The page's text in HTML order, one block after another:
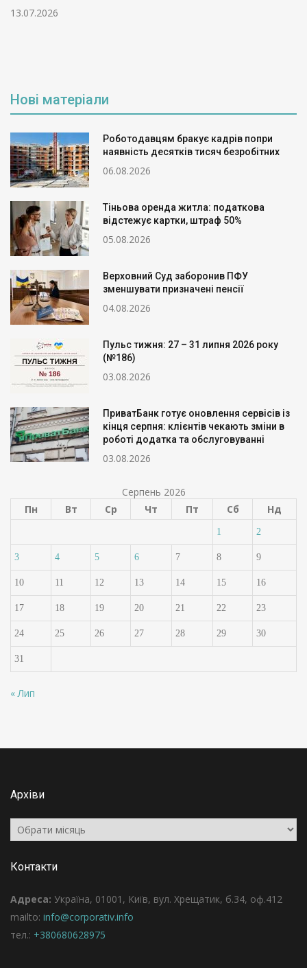
13.07.2026
Нові матеріали
Роботодавцям бракує кадрів попри
наявність десятків тисяч безробітних
06.08.2026
Тіньова оренда житла: податкова
відстежує картки, штраф 50%
05.08.2026
Верховний Суд заборонив ПФУ
зменшувати призначені пенсії
04.08.2026
Пульс тижня: 27 – 31 липня 2026 року
(№186)
03.08.2026
ПриватБанк готує оновлення сервісів із
кінця серпня: клієнтів чекають зміни в
роботі додатка та обслуговуванні
03.08.2026
Серпень 2026
Пн
Вт Ср Чт Пт Сб Нд
1 2
3 4 5 6 7 8 9
10 11 12 13 14 15 16
17 18 19 20 21 22 23
24 25 26 27 28 29 30
31
« Лип
Архіви
Архіви
Контакти
Адреса: Україна, 01001, Київ, вул. Хрещатик, б.34, оф.412
mailto: info@corporativ.info
тел.: +380680628975